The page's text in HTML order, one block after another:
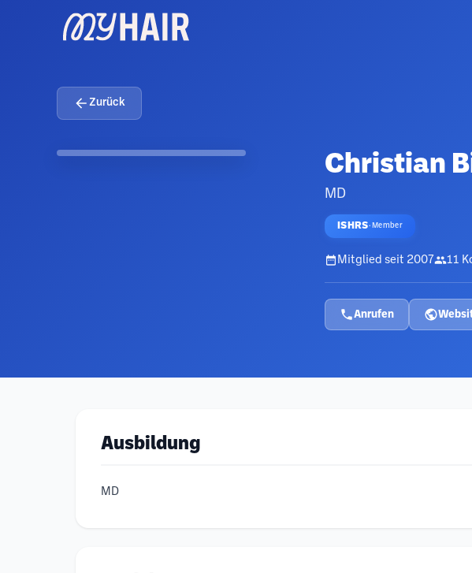
Zurück
Christian
MD
ISHRS· Member
Mitglied seit 2007 11
Anrufen
Ausbildung
MD